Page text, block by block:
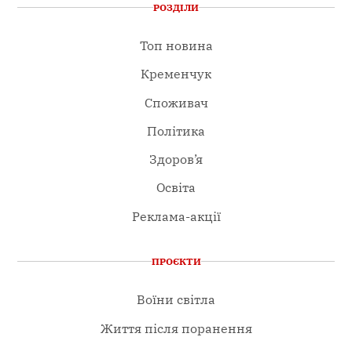
РОЗДІЛИ
Топ новина
Кременчук
Споживач
Політика
Здоров’я
Освіта
Реклама-акції
ПРОЄКТИ
Воїни світла
Життя після поранення